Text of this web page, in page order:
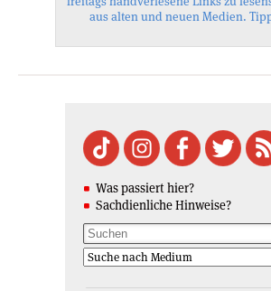
aus alten und neuen Medien.
Was passiert hier?
Sachdienliche Hinweise?